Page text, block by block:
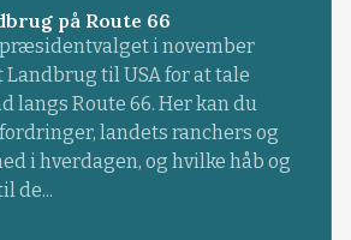
på Route 66
i november
til USA for at tale
langs Route 66. Her kan du
landets ranchers og
i hverdagen, og hvilke håb og
de...